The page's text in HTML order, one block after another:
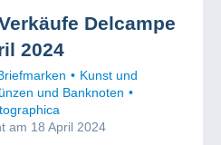
Delcampe
2024
Kunst und
und Banknoten
am 18 April 2024